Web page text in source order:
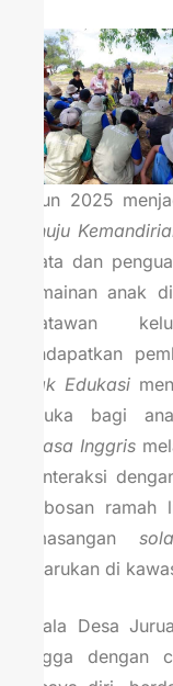
Tahun 2025
Menuju
wisata dan
permainan anak
wisatawan
mendapatkan
Jejak Edukasi
terbuka bagi
Bahasa Inggris
berinteraksi
terobosan
pemasangan
terbarukan di
Kepala Desa
bangga dengan